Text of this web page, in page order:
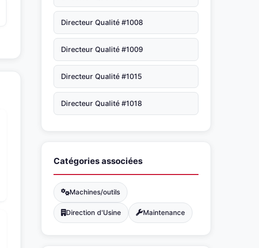
Directeur Qualité #1008
Directeur Qualité #1009
Directeur Qualité #1015
Directeur Qualité #1018
Catégories associées
Machines/outils
Direction d'Usine Maintenance